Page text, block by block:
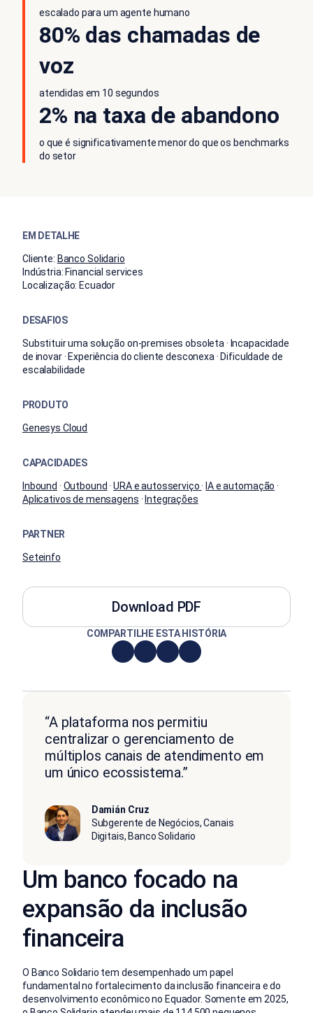
escalado para um agente humano
80% das chamadas de
voz
atendidas em 10 segundos
2% na taxa de abandono
o que é significativamente menor do que os benchmarks
do setor
EM DETALHE
Cliente: Banco Solidario
Indústria: Financial services
Localização: Ecuador
DESAFIOS
Substituir uma solução on-premises obsoleta · Incapacidade
de inovar · Experiência do cliente desconexa · Dificuldade de
escalabilidade
PRODUTO
Genesys Cloud
CAPACIDADES
Inbound · Outbound ·URA e autosserviço· IA e automação ·
Aplicativos de mensagens · Integrações
PARTNER
Seteinfo
Download PDF
COMPARTILHE ESTA HISTÓRIA
“A plataforma nos permitiu
centralizar o gerenciamento de
múltiplos canais de atendimento em
um único ecossistema.”
Damián Cruz
Subgerente de Negócios, Canais
Digitais, Banco Solidario
Um banco focado na
expansão da inclusão
financeira
O Banco Solidario tem desempenhado um papel
fundamental no fortalecimento da inclusão financeira e do
desenvolvimento econômico no Equador. Somente em 2025,